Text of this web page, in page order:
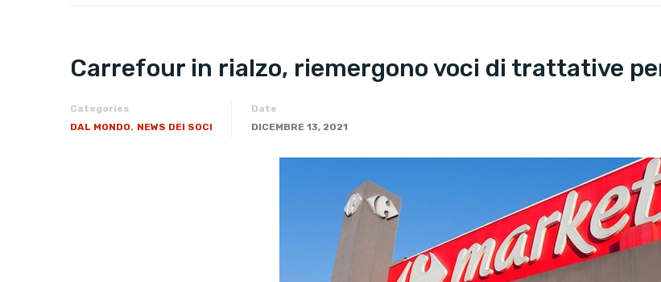
Carrefour in rialzo, riemergono voci di trattative
Categories
DAL MONDO, NEWS DEI SOCI
Date
DICEMBRE 13, 2021